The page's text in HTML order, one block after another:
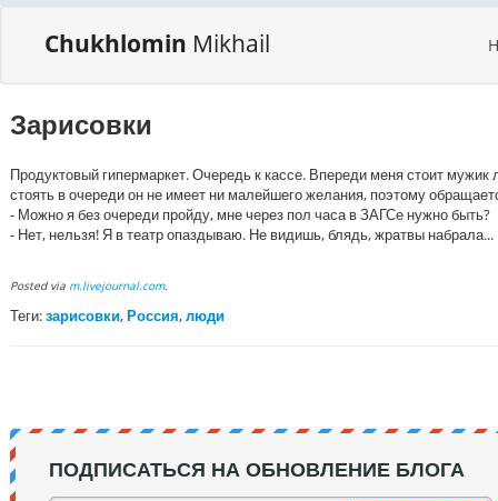
Chukhlomin Mikhail
Зарисовки
Продуктовый гипермаркет. Очередь к кассе. Впереди меня стоит
стоять в очереди он не имеет ни малейшего желания, поэтому
- Можно я без очереди пройду, мне через пол часа в ЗАГСе нужно быть?
- Нет, нельзя! Я в театр опаздываю. Не видишь, блядь, жратвы набрала...
Posted via m.livejournal.com.
Теги:зарисовки,Россия,люди
ПОДПИСАТЬСЯ НА ОБНОВЛЕНИЕ БЛОГА